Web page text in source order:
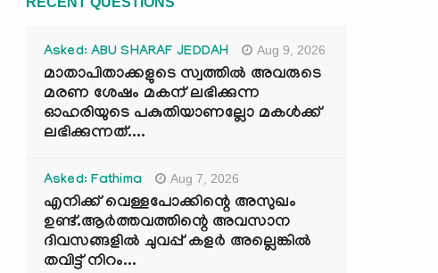
Asked: ABU SHARAF JEDDAH Aug 9, 2026
മാതാപിതാക്കളുടെ സ്വത്തിൽ അവരുടെ
മരണ ശേഷം മകന് ലഭിക്കുന്ന
ഓഹരിയുടെ പകുതിയാണല്ലോ മകൾക്ക്
ലഭിക്കുന്നത്....
Asked: Fathima Aug 7, 2026
എനിക്ക് വെള്ളപോക്കിന്റെ അസുഖം
ഉണ്ട്.ആർത്തവത്തിന്റെ അവസാന
ദിവസങ്ങളിൽ ചുവപ്പ് കളർ അല്ലെങ്കിൽ
തവിട്ട് നിറം...